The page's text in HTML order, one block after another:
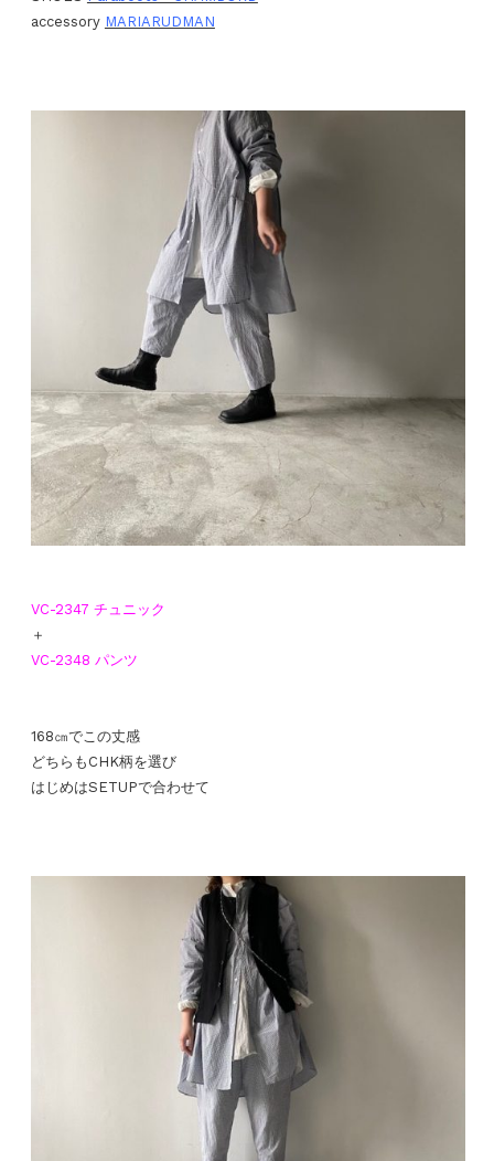
accessory MARIARUDMAN
VC-2347 チュニック
＋
VC-2348 パンツ
168㎝でこの丈感
どちらもCHK柄を選び
はじめはSETUPで合わせて